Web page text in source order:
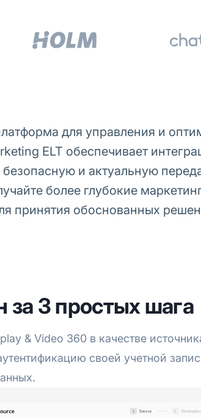
для управления и
ELT обеспечивает
и актуальную
более глубокие
принятия обоснованных
за 3 простых шага
& Video 360 в качестве
своей учетной